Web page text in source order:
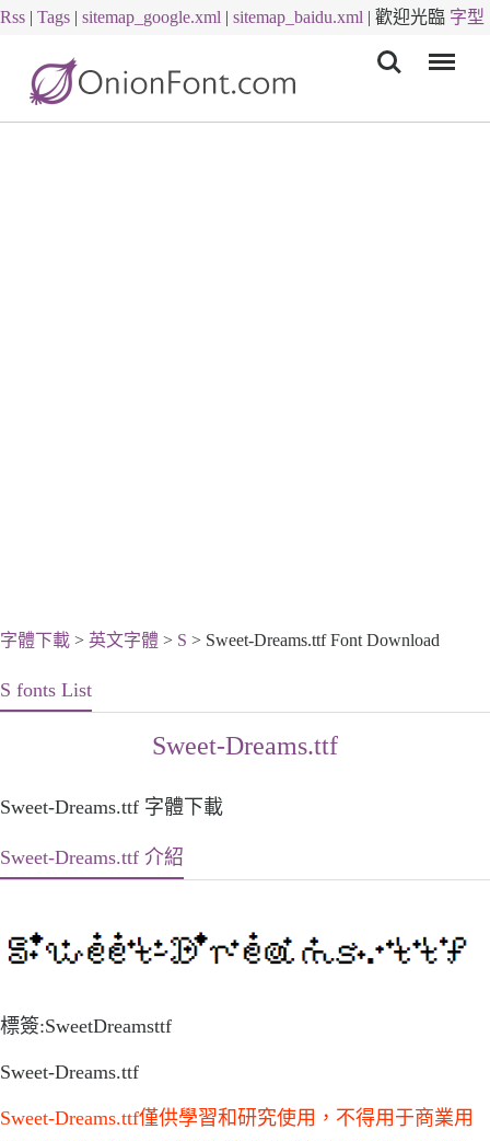
Rss | Tags | sitemap_google.xml | sitemap_baidu.xml | 歡迎光臨 字型
字體下載 > 英文字體 > S > Sweet-Dreams.ttf Font Download
S fonts List
Sweet-Dreams.ttf
Sweet-Dreams.ttf 字體下載
Sweet-Dreams.ttf 介紹
標簽:SweetDreamsttf
Sweet-Dreams.ttf
Sweet-Dreams.ttf僅供學習和研究使用，不得用于商業用